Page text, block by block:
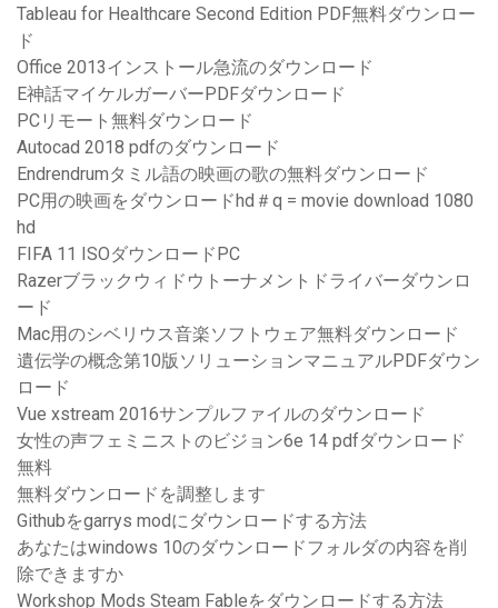
Tableau for Healthcare Second Edition PDF無料ダウンロー
ド
Office 2013インストール急流のダウンロード
E神話マイケルガーバーPDFダウンロード
PCリモート無料ダウンロード
Autocad 2018 pdfのダウンロード
Endrendrumタミル語の映画の歌の無料ダウンロード
PC用の映画をダウンロードhd＃q = movie download 1080
hd
FIFA 11 ISOダウンロードPC
Razerブラックウィドウトーナメントドライバーダウンロ
ード
Mac用のシベリウス音楽ソフトウェア無料ダウンロード
遺伝学の概念第10版ソリューションマニュアルPDFダウン
ロード
Vue xstream 2016サンプルファイルのダウンロード
女性の声フェミニストのビジョン6e 14 pdfダウンロード
無料
無料ダウンロードを調整します
Githubをgarrys modにダウンロードする方法
あなたはwindows 10のダウンロードフォルダの内容を削
除できますか
Workshop Mods Steam Fableをダウンロードする方法